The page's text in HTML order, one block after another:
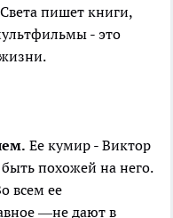
пишет книги,
- это
Ее кумир - Виктор
похожей на него.
всем ее
—не дают в